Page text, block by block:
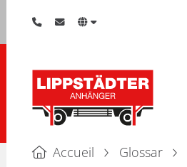
Accueil Glossar